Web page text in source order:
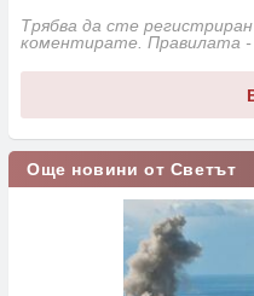
Трябва да сте
коментирате. Правилата -
Още новини от Светът